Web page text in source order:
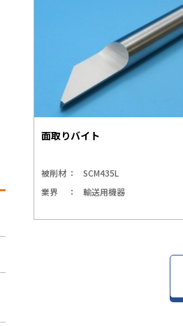
面取りバイト
被削材
SCM435L
業界
輸送用機器